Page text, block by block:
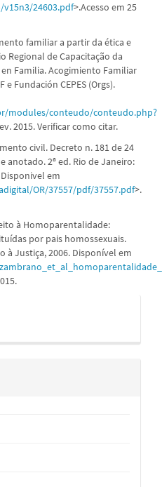
24603.pdf>.Acesso em 25
familiar a partir da ética e
Regional de Capacitação da
en Familia. Acogimiento Familiar
e Fundación CEPES (Orgs).
modules/conteudo/conteudo.php?
2015. Verificar como citar.
civil. Decreto n. 181 de 24
anotado. 2ª ed. Rio de Janeiro:
em
OR/37557/pdf/37557.pdf>.
à Homoparentalidade:
por pais homossexuais.
à Justiça, 2006. Disponível em